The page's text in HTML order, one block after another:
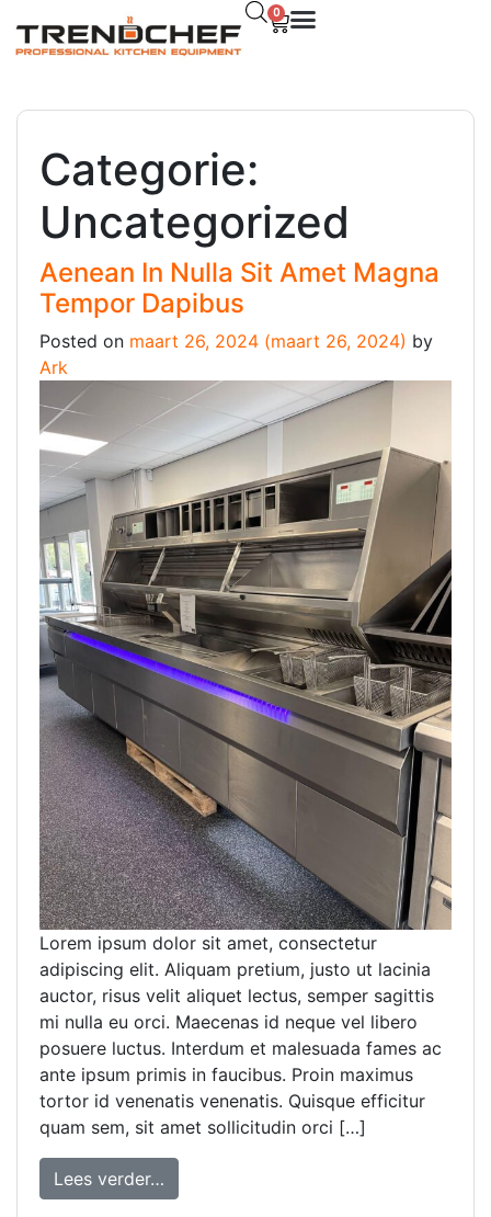
0
Categorie:
Uncategorized
Aenean In Nulla Sit Amet Magna
Tempor Dapibus
Posted on maart 26, 2024 (maart 26, 2024) by
Ark
Lorem ipsum dolor sit amet, consectetur
adipiscing elit. Aliquam pretium, justo ut lacinia
auctor, risus velit aliquet lectus, semper sagittis
mi nulla eu orci. Maecenas id neque vel libero
posuere luctus. Interdum et malesuada fames ac
ante ipsum primis in faucibus. Proin maximus
tortor id venenatis venenatis. Quisque efficitur
quam sem, sit amet sollicitudin orci […]
Lees verder…